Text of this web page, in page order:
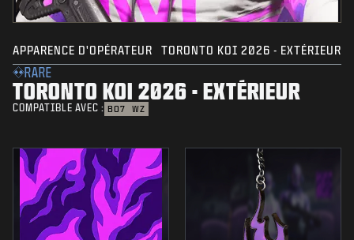
APPARENCE D'OPÉRATEUR TORONTO KOI 2026 - EXTÉRIEUR
RARE
TORONTO KOI 2026 - EXTÉRIEUR
COMPATIBLE AVEC : BO7 WZ